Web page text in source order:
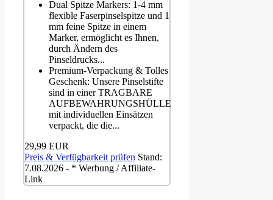
Dual Spitze Markers: 1-4 mm
flexible Faserpinselspitze und 1
mm feine Spitze in einem
Marker, ermöglicht es Ihnen,
durch Ändern des
Pinseldrucks...
Premium-Verpackung & Tolles
Geschenk: Unsere Pinselstifte
sind in einer TRAGBARE
AUFBEWAHRUNGSHÜLLE
mit individuellen Einsätzen
verpackt, die die...
29,99 EUR
Preis & Verfügbarkeit prüfen Stand:
7.08.2026 - * Werbung / Affiliate-
Link